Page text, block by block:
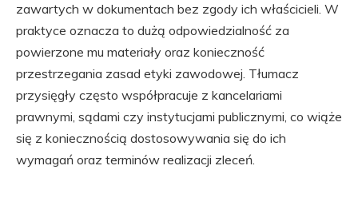
zawartych w dokumentach bez zgody ich właścicieli. W
praktyce oznacza to dużą odpowiedzialność za
powierzone mu materiały oraz konieczność
przestrzegania zasad etyki zawodowej. Tłumacz
przysięgły często współpracuje z kancelariami
prawnymi, sądami czy instytucjami publicznymi, co wiąże
się z koniecznością dostosowywania się do ich
wymagań oraz terminów realizacji zleceń.